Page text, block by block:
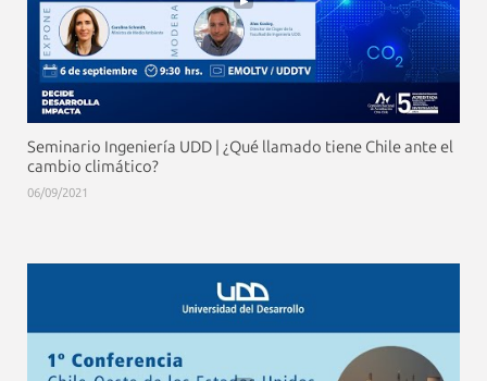
Seminario Ingeniería UDD | ¿Qué llamado tiene Chile ante el
cambio climático?
06/09/2021